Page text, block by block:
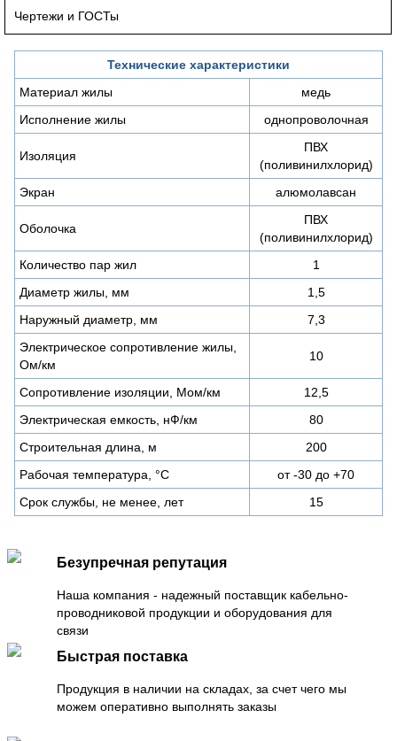
Чертежи и ГОСТы
Технические характеристики
Материал жилы
медь
Исполнение жилы
однопроволочная
Изоляция
ПВХ
(поливинилхлорид)
Экран
алюмолавсан
Оболочка
ПВХ
(поливинилхлорид)
Количество пар жил
1
Диаметр жилы, мм
1,5
Наружный диаметр, мм
7,3
Электрическое сопротивление жилы,
Ом/км
10
Сопротивление изоляции, Мом/км
12,5
Электрическая емкость, нФ/км
80
Строительная длина, м
200
Рабочая температура, °С
от -30 до +70
Срок службы, не менее, лет
15
Безупречная репутация
Наша компания - надежный поставщик кабельно-
проводниковой продукции и оборудования для
связи
Быстрая поставка
Продукция в наличии на складах, за счет чего мы
можем оперативно выполнять заказы